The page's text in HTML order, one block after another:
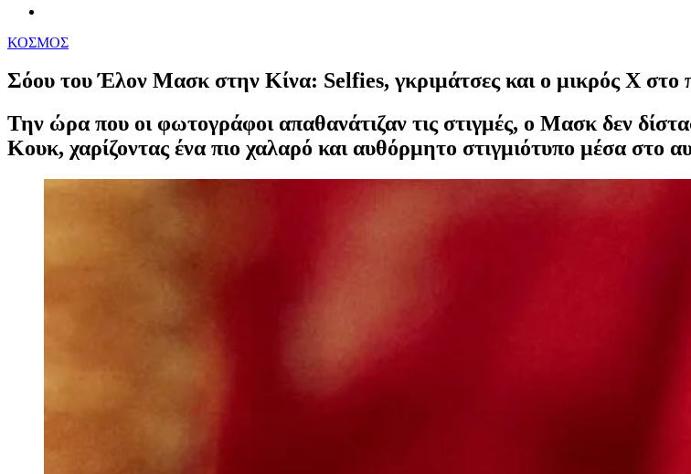
ΚΟΣΜΟΣ
Σόου του Έλον Μασκ στην Κίνα: Selfies, γκριμάτσες και ο μικρός Χ στο
Την ώρα που οι φωτογράφοι απαθανάτιζαν τις στιγμές, ο Μασκ δεν
Κουκ, χαρίζοντας ένα πιο χαλαρό και αυθόρμητο στιγμιότυπο μέσα στο